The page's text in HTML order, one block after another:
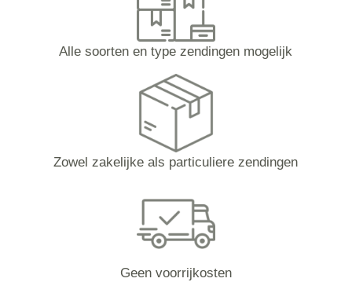
Alle soorten en type zendingen mogelijk
Zowel zakelijke als particuliere zendingen
Geen voorrijkosten